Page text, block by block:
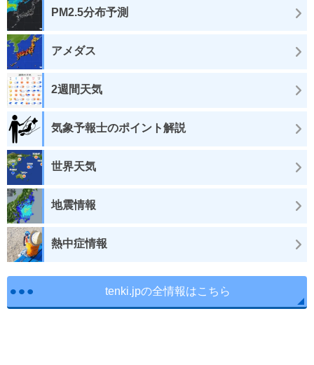
PM2.5分布予測
アメダス
2週間天気
気象予報士のポイント解説
世界天気
地震情報
熱中症情報
tenki.jpの全情報はこちら